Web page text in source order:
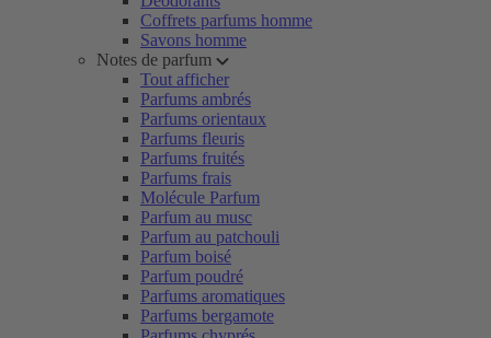
Coffrets parfums homme
Savons homme
Notes de parfum
Tout afficher
Parfums ambrés
Parfums orientaux
Parfums fleuris
Parfums fruités
Parfums frais
Molécule Parfum
Parfum au musc
Parfum au patchouli
Parfum boisé
Parfum poudré
Parfums aromatiques
Parfums bergamote